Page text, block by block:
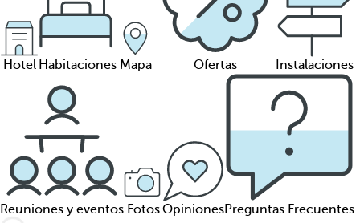
Hotel Habitaciones Mapa Ofertas Instalaciones
Reuniones y eventos FotosOpinionesPreguntas Frecuentes